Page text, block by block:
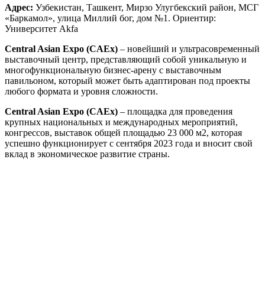
Адрес: Узбекистан, Ташкент, Мирзо Улугбекский район, МСГ
«Баркамол», улица Миллий бог, дом №1. Ориентир:
Университет Akfa
Central Asian Expo (CAEx) – новейший и ультрасовременный
выставочный центр, представляющий собой уникальную и
многофункциональную бизнес-арену с выставочным
павильоном, который может быть адаптирован под проекты
любого формата и уровня сложности.
Central Asian Expo (CAEx) – площадка для проведения
крупных национальных и международных мероприятий,
конгрессов, выставок общей площадью 23 000 м2, которая
успешно функционирует с сентября 2023 года и вносит свой
вклад в экономическое развитие страны.